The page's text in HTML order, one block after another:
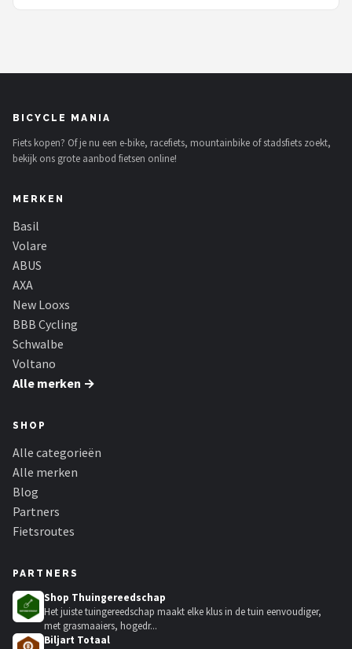
BICYCLE MANIA
Fiets kopen? Of je nu een e-bike, racefiets, mountainbike of stadsfiets zoekt,
bekijk ons grote aanbod fietsen online!
MERKEN
Basil
Volare
ABUS
AXA
New Looxs
BBB Cycling
Schwalbe
Voltano
Alle merken →
SHOP
Alle categorieën
Alle merken
Blog
Partners
Fietsroutes
PARTNERS
Shop Thuingereedschap
Het juiste tuingereedschap maakt elke klus in de tuin eenvoudiger,
met grasmaaiers, hogedr...
Biljart Totaal